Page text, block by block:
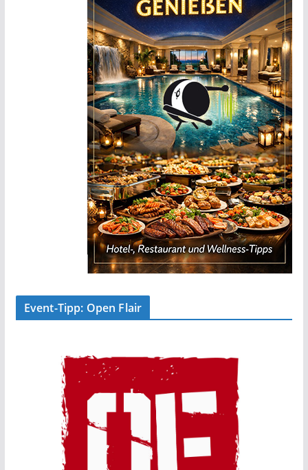
Event-Tipp: Open Flair